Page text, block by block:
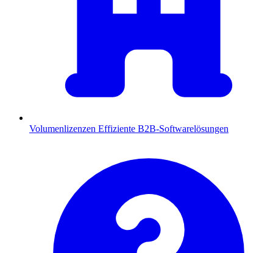
Volumenlizenzen Effiziente B2B-Softwarelösungen